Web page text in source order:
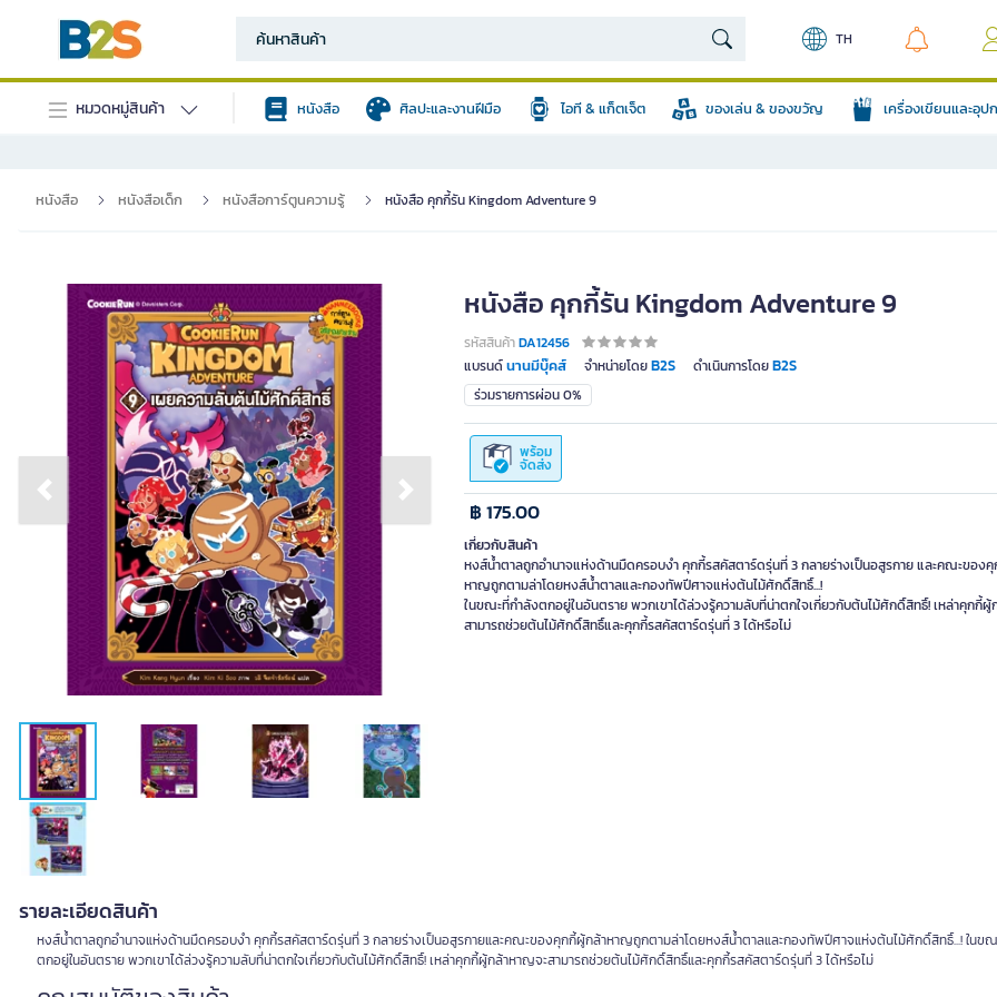
TH
หมวดหมู่สินค้า หนังสือ ศิลปะและงานฝีมือ ไอที & แก็ตเจ็ต ของเล่น & ของขวัญ เครื่องเขียนและอุ
หนังสือ หนังสือเด็ก หนังสือการ์ตูนความรู้ หนังสือ คุกกี้รัน Kingdom Adventure 9
Previous slide Next slide
หนังสือ คุกกี้รัน Kingdom Adventure 9
รหัสสินค้าDA12456
แบรนด์นานมีบุ๊คส์ จำหน่ายโดยB2S ดำเนินการโดยB2S
ร่วมรายการผ่อน 0%
พร้อม
จัดส่ง
฿ 175.00
เกี่ยวกับสินค้า
หงส์น้ำตาลถูกอำนาจแห่งด้านมืดครอบงำ คุกกี้รสคัสตาร์ดรุ่นที่ 3 กลายร่างเป็นอสูรกาย และคณะของ
หาญถูกตามล่าโดยหงส์น้ำตาลและกองทัพปีศาจแห่งต้นไม้ศักดิ์สิทธิ์...!
ในขณะที่กำลังตกอยู่ในอันตราย พวกเขาได้ล่วงรู้ความลับที่น่าตกใจเกี่ยวกับต้นไม้ศักดิ์สิทธิ์! เหล่าคุกกี้
รายละเอียดสินค้า
หงส์น้ำตาลถูกอำนาจแห่งด้านมืดครอบงำ คุกกี้รสคัสตาร์ดรุ่นที่ 3 กลายร่างเป็นอสูรกายและคณะของคุกกี้ผู้กล้าหาญถูกตามล่าโดยหงส์น้ำตาลและกองทัพปีศาจแห่งต้นไม้ศักดิ์สิทธิ์...! ในข
ตกอยู่ในอันตราย พวกเขาได้ล่วงรู้ความลับที่น่าตกใจเกี่ยวกับต้นไม้ศักดิ์สิทธิ์! เหล่าคุกกี้ผู้กล้าหาญจะสามารถช่วยต้นไม้ศักดิ์สิทธิ์และคุกกี้รสคัสตาร์ดรุ่นที่ 3 ได้หรือไม่